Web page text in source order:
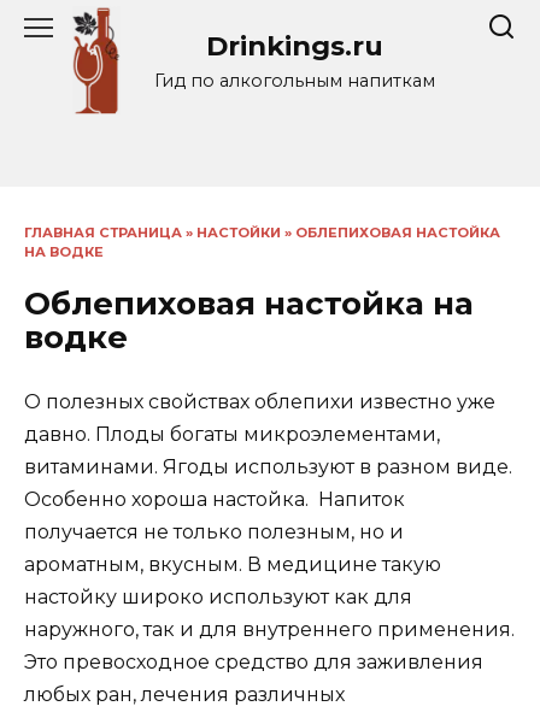
Перейти
содержанию
Drinkings.ru
Гид по алкогольным напиткам
ГЛАВНАЯ СТРАНИЦА » НАСТОЙКИ » ОБЛЕПИХОВАЯ НАСТОЙКА
НА ВОДКЕ
Облепиховая настойка на
водке
О полезных свойствах облепихи известно уже
давно. Плоды богаты микроэлементами,
витаминами. Ягоды используют в разном виде.
Особенно хороша настойка. Напиток
получается не только полезным, но и
ароматным, вкусным. В медицине такую
настойку широко используют как для
наружного, так и для внутреннего применения.
Это превосходное средство для заживления
любых ран, лечения различных